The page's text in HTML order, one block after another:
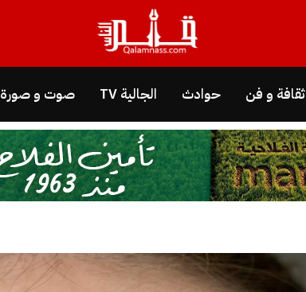
ثقافة و فن حوادث الجالية TV صوت و صورة